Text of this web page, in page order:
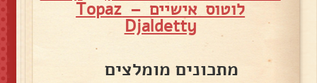
לוטוס אישיים – Topaz
Djaldetty
מתכונים מומלצים